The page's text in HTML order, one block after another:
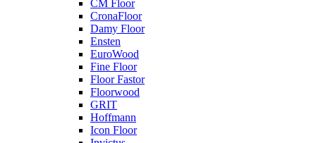
CM Floor
CronaFloor
Damy Floor
Ensten
EuroWood
Fine Floor
Floor Fastor
Floorwood
GRIT
Hoffmann
Icon Floor